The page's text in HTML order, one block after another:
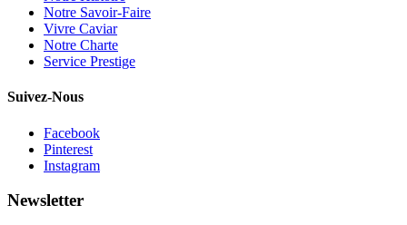
Notre Savoir-Faire
Vivre Caviar
Notre Charte
Service Prestige
Suivez-Nous
Facebook
Pinterest
Instagram
Newsletter